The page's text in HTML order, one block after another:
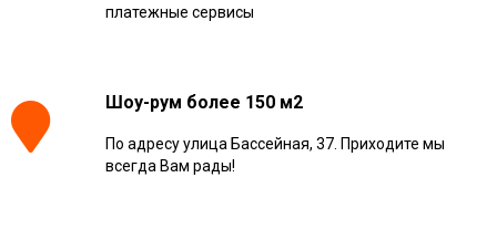
платежные сервисы
Шоу-рум более 150 м2
По адресу улица Бассейная, 37. Приходите мы
всегда Вам рады!